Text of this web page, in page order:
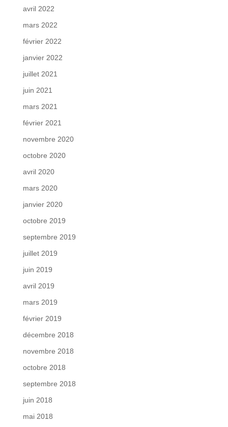
avril 2022
mars 2022
février 2022
janvier 2022
juillet 2021
juin 2021
mars 2021
février 2021
novembre 2020
octobre 2020
avril 2020
mars 2020
janvier 2020
octobre 2019
septembre 2019
juillet 2019
juin 2019
avril 2019
mars 2019
février 2019
décembre 2018
novembre 2018
octobre 2018
septembre 2018
juin 2018
mai 2018